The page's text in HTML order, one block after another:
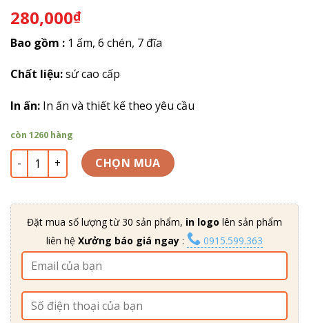
5 dựa
trên đánh
giá
280,000₫
Bao gồm : 1 ấm, 6 chén, 7 đĩa
Chất liệu:sứ cao cấp
In ấn: In ấn và thiết kế theo yêu cầu
còn 1260 hàng
Bình trà sứ trắng viền kim in logo ATK-04 số lượng
CHỌN MUA
Đặt mua số lượng từ 30 sản phẩm, in logo lên sản phẩm
liên hệ Xưởng báo giá ngay : 0915.599.363